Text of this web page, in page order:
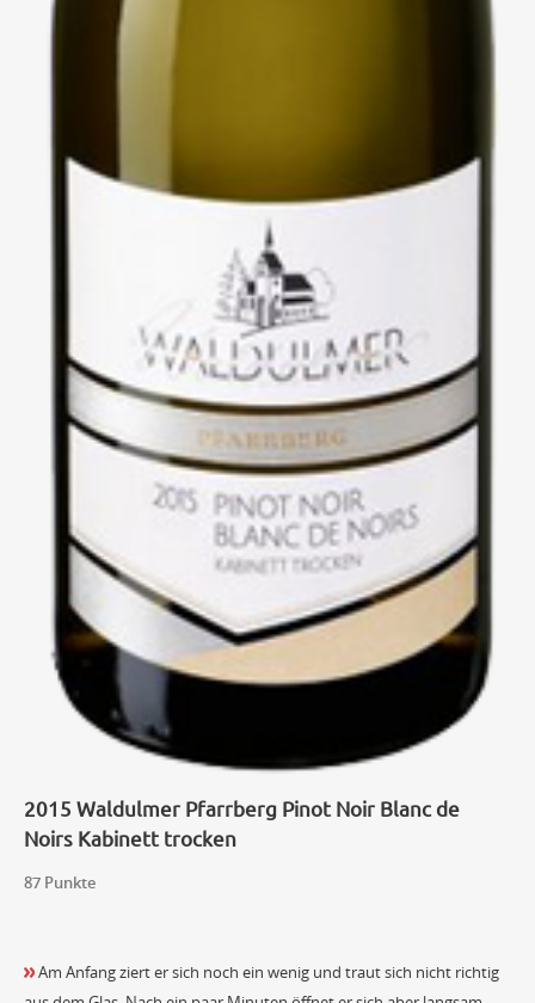
2015 Waldulmer Pfarrberg Pinot Noir Blanc de
Noirs Kabinett trocken
87 Punkte
Am Anfang ziert er sich noch ein wenig und traut sich nicht richtig